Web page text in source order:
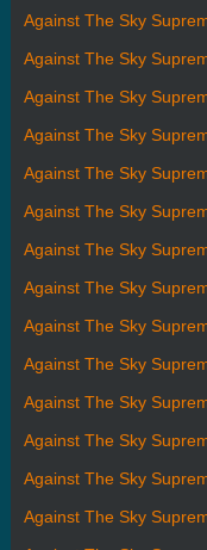
Against The Sky
Against The Sky
Against The Sky
Against The Sky
Against The Sky
Against The Sky
Against The Sky
Against The Sky
Against The Sky
Against The Sky
Against The Sky
Against The Sky
Against The Sky
Against The Sky